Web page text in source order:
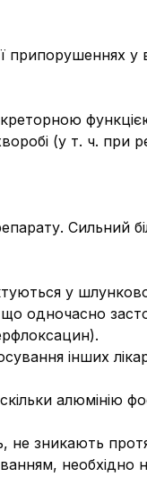
припорушеннях
(у т. ч. при
Сильний
у
одночасно
інших
алюмінію
зникають
необхідно